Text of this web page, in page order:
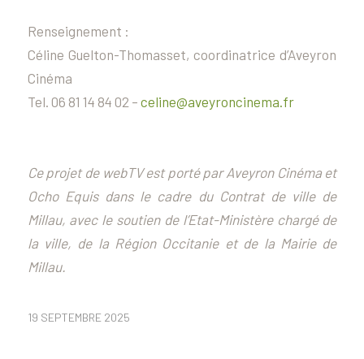
Renseignement :
Céline Guelton-Thomasset, coordinatrice d’Aveyron
Cinéma
Tel. 06 81 14 84 02 – celine@aveyroncinema.fr
Ce projet de webTV est porté par Aveyron Cinéma et
Ocho Equis dans le cadre du Contrat de ville de
Millau, avec le soutien de l’Etat-Ministère chargé de
la ville, de la Région Occitanie et de la Mairie de
Millau.
19 SEPTEMBRE 2025